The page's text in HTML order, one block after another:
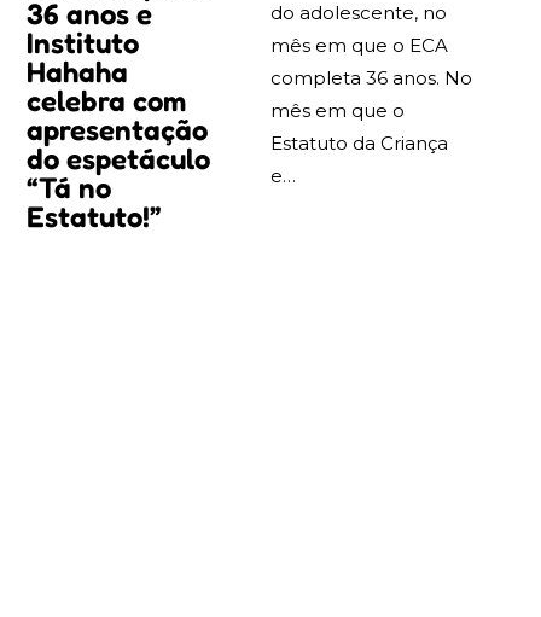
36 anos e
Instituto
Hahaha
celebra com
apresentação
do espetáculo
“Tá no
Estatuto!”
do adolescente, no
mês em que o ECA
completa 36 anos. No
mês em que o
Estatuto da Criança
e…